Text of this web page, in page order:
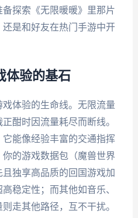
探索《无限暖暖》里那片
是和好友在热门手游中开
体验的基石
体验的生命线。无限流量
酣时因流量耗尽而断线。
它能像经验丰富的交通指挥
的游戏数据包（魔兽世界
独享高品质的回国游戏加
稳定性；而其他如音乐、
走其他路径，互不干扰。